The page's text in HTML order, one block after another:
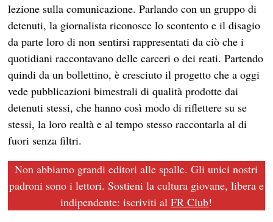
lezione sulla comunicazione. Parlando con un gruppo di
detenuti, la giornalista riconosce lo scontento e il disagio
da parte loro di non sentirsi rappresentati da ciò che i
quotidiani raccontavano delle carceri o dei reati. Partendo
quindi da un bollettino, è cresciuto il progetto che a oggi
vede pubblicazioni bimestrali di qualità prodotte dai
detenuti stessi, che hanno così modo di riflettere su se
stessi, la loro realtà e al tempo stesso raccontarla al di
fuori senza filtri.
Non abbiamo grandi editori alle spalle. Gli unici nostri
padroni sono i lettori. Sostieni la cultura giovane, libera e
indipendente: iscriviti alFR Club!